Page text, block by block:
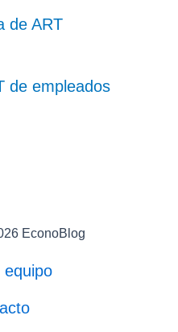
de ART
de empleados
EconoBlog
equipo